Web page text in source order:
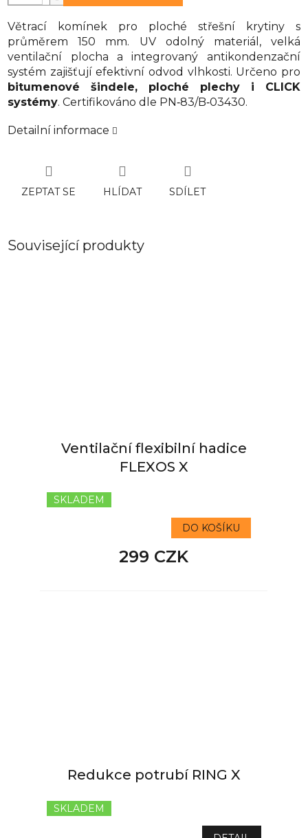
Větrací komínek pro ploché střešní krytiny s
průměrem 150 mm. UV odolný materiál, velká
ventilační plocha a integrovaný antikondenzační
systém zajišťují efektivní odvod vlhkosti. Určeno pro
bitumenové šindele, ploché plechy i CLICK
systémy. Certifikováno dle PN‑83/B‑03430.
Detailní informace
ZEPTAT SE HLÍDAT SDÍLET
Související produkty
Ventilační flexibilní hadice
FLEXOS X
SKLADEM
299 CZK
DO KOŠÍKU
Redukce potrubí RING X
SKLADEM